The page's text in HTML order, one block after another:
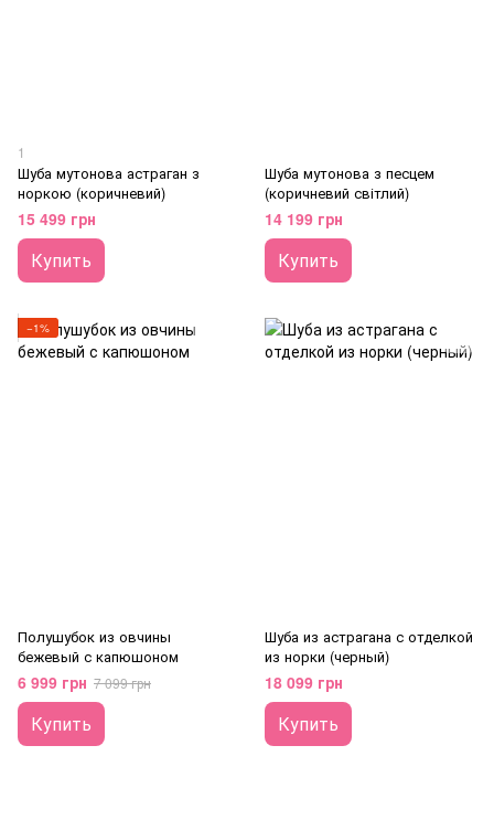
1
Шуба мутонова астраган з
норкою (коричневий)
15 499 грн
Купить
Шуба мутонова з песцем
(коричневий світлий)
14 199 грн
Купить
−1%
Полушубок из овчины
бежевый с капюшоном
6 999 грн 7 099 грн
Купить
Шуба из астрагана с отделкой
из норки (черный)
18 099 грн
Купить